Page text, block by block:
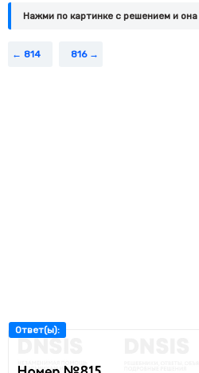
г
) x >0,3;
е
Нажми по картинке c решением и
814 816
Ответ(ы):